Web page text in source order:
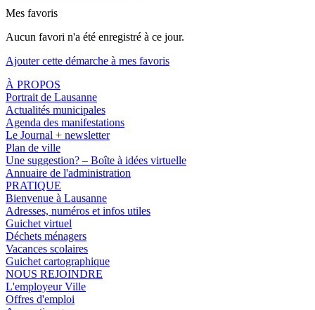
Mes favoris
Aucun favori n'a été enregistré à ce jour.
Ajouter cette démarche à mes favoris
À PROPOS
Portrait de Lausanne
Actualités municipales
Agenda des manifestations
Le Journal + newsletter
Plan de ville
Une suggestion? – Boîte à idées virtuelle
Annuaire de l'administration
PRATIQUE
Bienvenue à Lausanne
Adresses, numéros et infos utiles
Guichet virtuel
Déchets ménagers
Vacances scolaires
Guichet cartographique
NOUS REJOINDRE
L'employeur Ville
Offres d'emploi